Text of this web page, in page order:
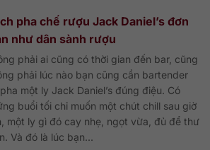
pha chế rượu Jack Daniel’s đơn
như dân sành rượu
phải ai cũng có thời gian đến bar, cũng
phải lúc nào bạn cũng cần bartender
một ly Jack Daniel’s đúng điệu. Có
buổi tối chỉ muốn một chút chill sau giờ
một ly gì đó cay nhẹ, ngọt vừa, đủ để thư
Và đó là lúc bạn...